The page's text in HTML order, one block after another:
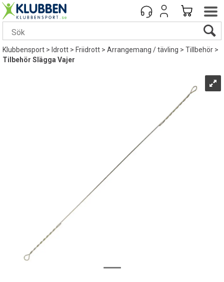
Klubbensport> Idrott>Friidrott>Arrangemang / tävling>Tillbehör>
Tilbehör Slägga Vajer